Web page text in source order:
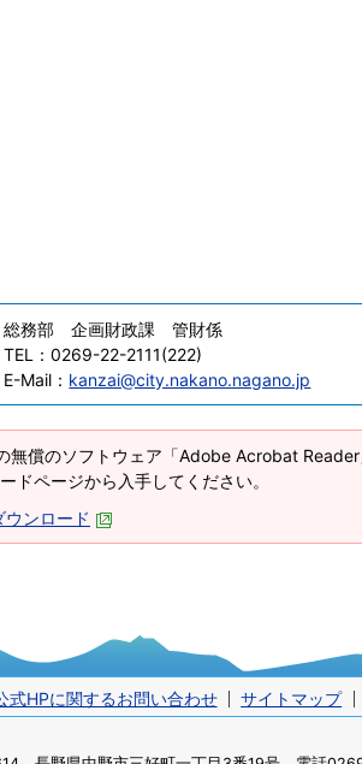
総務部 企画財政課 管財係
TEL：0269-22-2111(222)
E-Mail： kanzai@city.nakano.nagano.jp
無償のソフトウェア「Adobe Acrobat
ドページから入手してください。
ンロード
式HPに関するお問い合わせ サイトマップ